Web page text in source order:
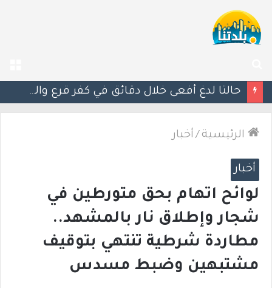
عن
مصرع الفتى محمد جمعة القرناوي (17 عامًا) في حادث سير مروّع في عرعرة النقب
الرئيسية / أخبار
أخبار
لوائح اتهام بحق متورطين في
شجار وإطلاق نار بالمشهد..
مطاردة شرطية تنتهي بتوقيف
مشتبهين وضبط مسدس